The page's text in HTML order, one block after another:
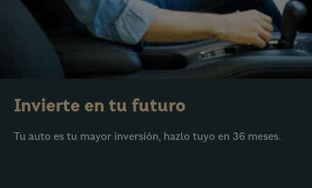
Invierte en tu futuro
Tu auto es tu mayor inversión, hazlo tuyo en 36 meses.